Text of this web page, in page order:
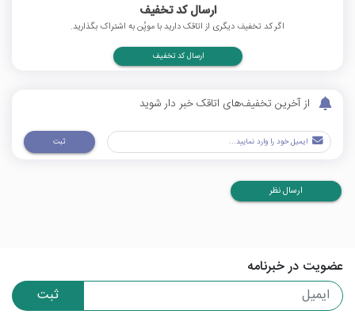
ارسال کد تخفیف
اگر کد تخفیف دیگری از اتاقک دارید با موپُن به اشتراک بگذارید.
ارسال کد تخفیف
از آخرین تخفیف‌های اتاقک خبر دار شوید
ثبت
ارسال نظر
عضویت در خبرنامه
ثبت